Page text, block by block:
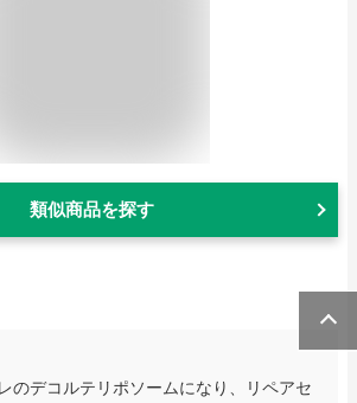
類似商品を探す
のデコルテリポソームになり、リペアセ